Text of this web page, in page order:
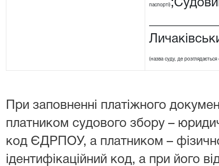
паспорті)
(назва суду, де розглядається
При заповненні платіжного
платником судового збору –
код ЄДРПОУ, а платником –
ідентифікаційний код, а при його